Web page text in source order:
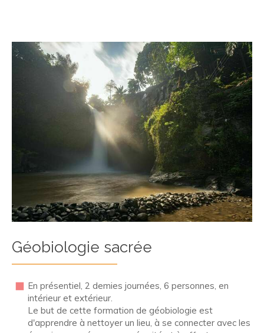
Géobiologie sacrée
En présentiel, 2 demies journées, 6 personnes, en
intérieur et extérieur.
Le but de cette formation de géobiologie est
d'apprendre à nettoyer un lieu, à se connecter avec les